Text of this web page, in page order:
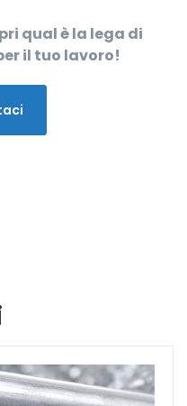
qual è la lega di
il tuo lavoro!